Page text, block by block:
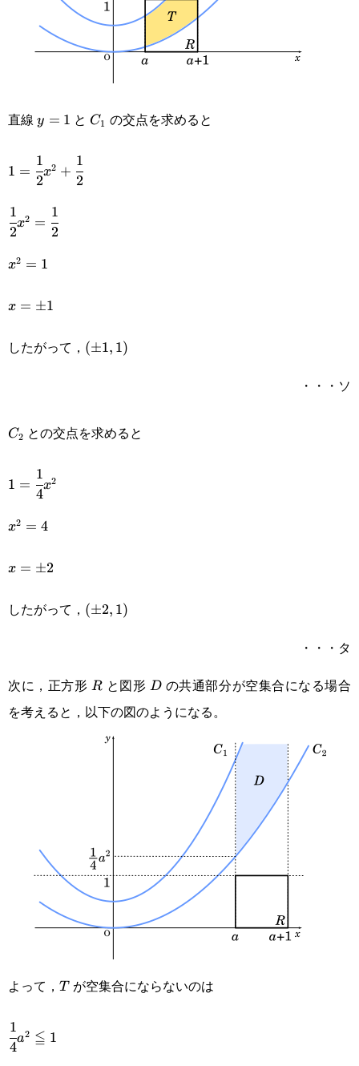
直線 y = 1 と C_1
C1 の交点を求めると
1=\cfrac{1}
{2}x^2+\cfrac{1}
{2}
1 =
2
1
x2 +
2
1
\cfrac{1}
{2}x^2=\cfrac{1}
{2}
2
1
x2 =
2
1
x^2=1
x2 = 1
x=\pm1
x = ±1
したがって， (\pm1,1)
(±1, 1)
・・・ソ
C_2
C2 との交点を求めると
1=\cfrac{1}
{4}x^2
1 =
4
1
x2
x^2=4
x2 = 4
x=\pm2
x = ±2
したがって， (\pm2,1)
(±2, 1)
・・・タ
次に，正方形 R
R と図形 D
D の共通部分が空集合になる場合
を考えると，以下の図のようになる。
よって， T
T が空集合にならないのは
\cfrac{1}
{4}a^2\leqq1
4
1
a2 ≦ 1